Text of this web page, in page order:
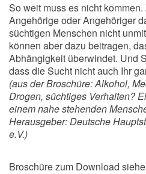
So weit muss es nicht
Angehörige oder Angehöriger
süchtigen Menschen nicht
können aber dazu beitragen,
Abhängigkeit überwindet. Und
dass die Sucht nicht auch Ihr
(aus der Broschüre: Alkohol,
Drogen, süchtiges Verhalten?
einem nahe stehenden
Herausgeber: Deutsche
e.V.)
Broschüre zum Download